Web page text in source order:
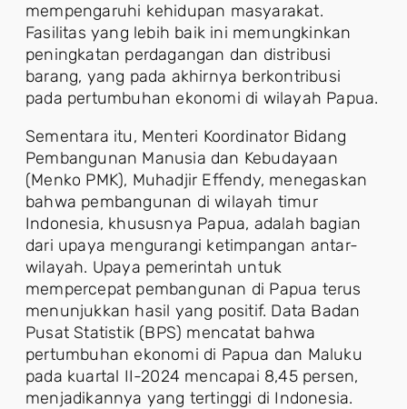
mempengaruhi kehidupan masyarakat.
Fasilitas yang lebih baik ini memungkinkan
peningkatan perdagangan dan distribusi
barang, yang pada akhirnya berkontribusi
pada pertumbuhan ekonomi di wilayah Papua.
Sementara itu, Menteri Koordinator Bidang
Pembangunan Manusia dan Kebudayaan
(Menko PMK), Muhadjir Effendy, menegaskan
bahwa pembangunan di wilayah timur
Indonesia, khususnya Papua, adalah bagian
dari upaya mengurangi ketimpangan antar-
wilayah. Upaya pemerintah untuk
mempercepat pembangunan di Papua terus
menunjukkan hasil yang positif. Data Badan
Pusat Statistik (BPS) mencatat bahwa
pertumbuhan ekonomi di Papua dan Maluku
pada kuartal II-2024 mencapai 8,45 persen,
menjadikannya yang tertinggi di Indonesia.